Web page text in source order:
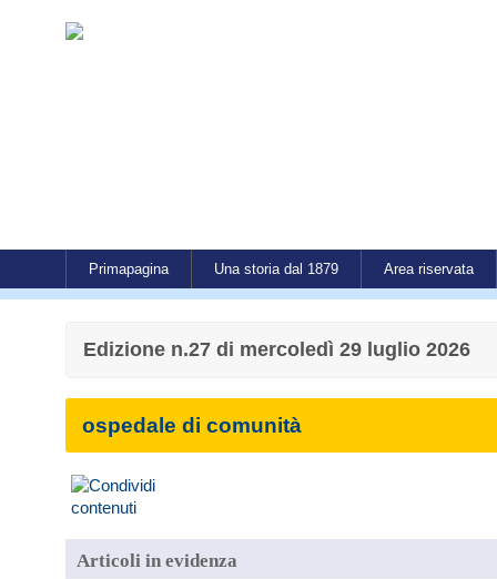
Primapagina Una storia dal 1879 Area riservata
Edizione n.27 di mercoledì 29 luglio 2026
ospedale di comunità
Articoli in evidenza